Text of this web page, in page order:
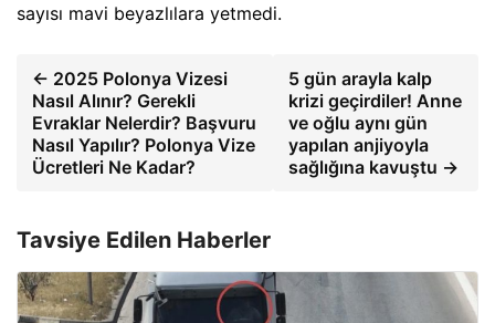
sayısı mavi beyazlılara yetmedi.
← 2025 Polonya Vizesi
Nasıl Alınır? Gerekli
Evraklar Nelerdir? Başvuru
Nasıl Yapılır? Polonya Vize
Ücretleri Ne Kadar?
5 gün arayla kalp
krizi geçirdiler! Anne
ve oğlu aynı gün
yapılan anjiyoyla
sağlığına kavuştu →
Tavsiye Edilen Haberler